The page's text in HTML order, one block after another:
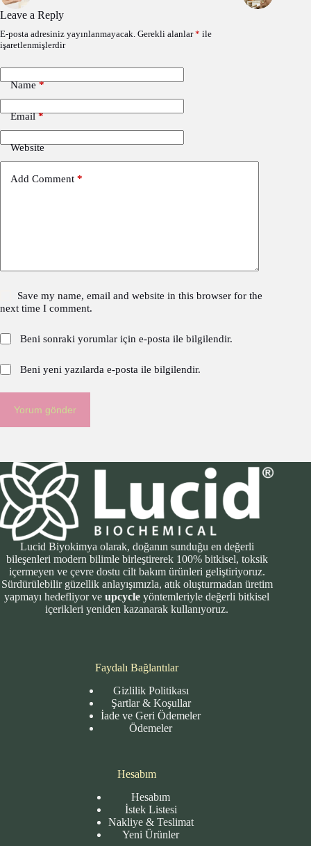
Leave a Reply
E-posta adresiniz yayınlanmayacak. Gerekli alanlar* ile
işaretlenmişlerdir
Name*
Email*
Website
Add Comment *
Save my name, email and website in this browser for the
next time I comment.
Beni sonraki yorumlar için e-posta ile bilgilendir.
Beni yeni yazılarda e-posta ile bilgilendir.
Yorum gönder
Lucid Biyokimya olarak, doğanın sunduğu en değerli
bileşenleri modern bilimle birleştirerek 100% bitkisel, toksik
içermeyen ve çevre dostu cilt bakım ürünleri geliştiriyoruz.
Sürdürülebilir güzellik anlayışımızla, atık oluşturmadan üretim
yapmayı hedefliyor veupcycle yöntemleriyle değerli bitkisel
içerikleri yeniden kazanarak kullanıyoruz.
Faydalı Bağlantılar
Gizlilik Politikası
Şartlar & Koşullar
İade ve Geri Ödemeler
Ödemeler
Hesabım
Hesabım
İstek Listesi
Nakliye & Teslimat
Yeni Ürünler